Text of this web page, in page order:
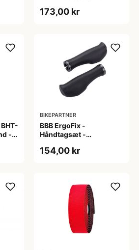
173,00 kr
-
BIKEPARTNER
BBB ErgoFix -
Håndtagsæt -
Sort
154,00 kr